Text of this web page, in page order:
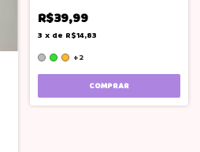
R$39,99
3 x de R$14,83
+2
COMPRAR